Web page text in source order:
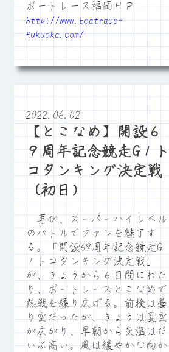
ボートレース福岡ＨＰ
http://www.boatrace-
fukuoka.com/
2022.06.02
【とこなめ】開設６
９周年記念競走G１ト
コタンキング決定戦
（初日）
再び、スーパーハイレベル
のバトルでファンを魅了す
る。「開設69周年記念競走G
１トコタンキング決定戦」
が、きょうから６日間にわた
り、ボートレースとこなめで
熱戦を繰り広げる。前検は曇
り空だったが、きょうは夏空
が広がり、早朝から気温はだ
いぶ高い。風は緩やかな向か